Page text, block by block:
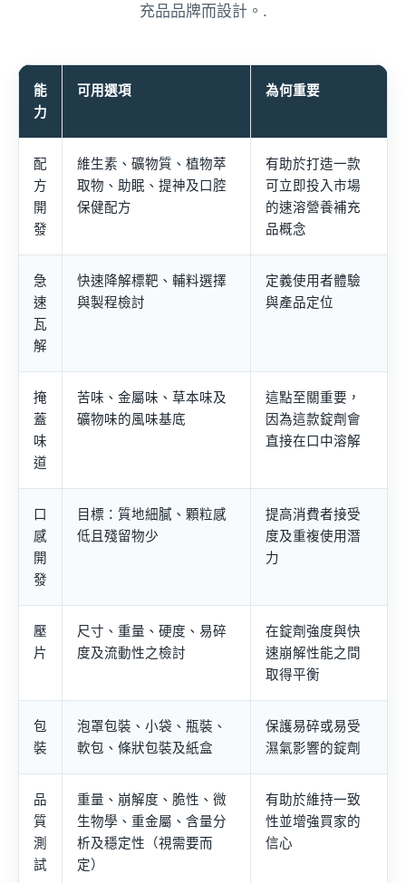
充品品牌而設計。.
能
力
可用選項 為何重要
配
方
開
發
維生素、礦物質、植物萃
取物、助眠、提神及口腔
保健配方
有助於打造一款
可立即投入市場
的速溶營養補充
品概念
急
速
瓦
解
快速降解標靶、輔料選擇
與製程檢討
定義使用者體驗
與產品定位
掩
蓋
味
道
苦味、金屬味、草本味及
礦物味的風味基底
這點至關重要，
因為這款錠劑會
直接在口中溶解
口
感
開
發
目標：質地細膩、顆粒感
低且殘留物少
提高消費者接受
度及重複使用潛
力
壓
片
尺寸、重量、硬度、易碎
度及流動性之檢討
在錠劑強度與快
速崩解性能之間
取得平衡
包
裝
泡罩包裝、小袋、瓶裝、
軟包、條狀包裝及紙盒
保護易碎或易受
濕氣影響的錠劑
品
質
測
試
重量、崩解度、脆性、微
生物學、重金屬、含量分
析及穩定性（視需要而
定）
有助於維持一致
性並增強買家的
信心